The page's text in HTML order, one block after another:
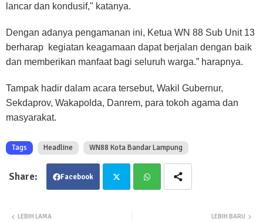
lancar dan kondusif," katanya.
Dengan adanya pengamanan ini, Ketua WN 88 Sub Unit 13
berharap kegiatan keagamaan dapat berjalan dengan baik
dan memberikan manfaat bagi seluruh warga.” harapnya.
Tampak hadir dalam acara tersebut, Wakil Gubernur,
Sekdaprov, Wakapolda, Danrem, para tokoh agama dan
masyarakat.
Tags Headline WN88 Kota Bandar Lampung
Facebook
LEBIH BARU
LEBIH LAMA